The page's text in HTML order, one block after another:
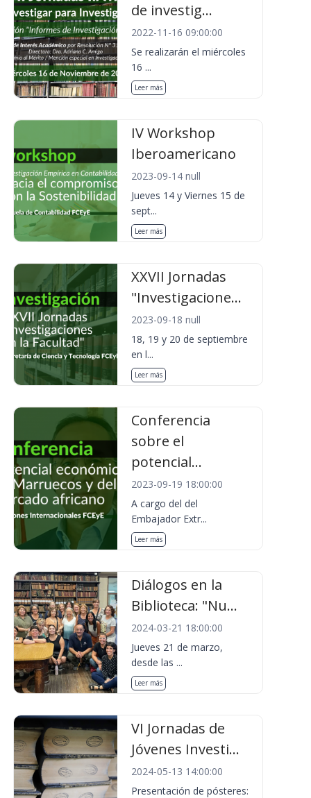
de investig...
2022-11-16 09:00:00
Se realizarán el miércoles
16 ...
Leer más
IV Workshop
Iberoamericano
2023-09-14 null
Jueves 14 y Viernes 15 de
sept...
Leer más
XXVII Jornadas
"Investigacione...
2023-09-18 null
18, 19 y 20 de septiembre
en l...
Leer más
Conferencia
sobre el
potencial...
2023-09-19 18:00:00
A cargo del del
Embajador Extr...
Leer más
Diálogos en la
Biblioteca: "Nu...
2024-03-21 18:00:00
Jueves 21 de marzo,
desde las ...
Leer más
VI Jornadas de
Jóvenes Investi...
2024-05-13 14:00:00
Presentación de pósteres: